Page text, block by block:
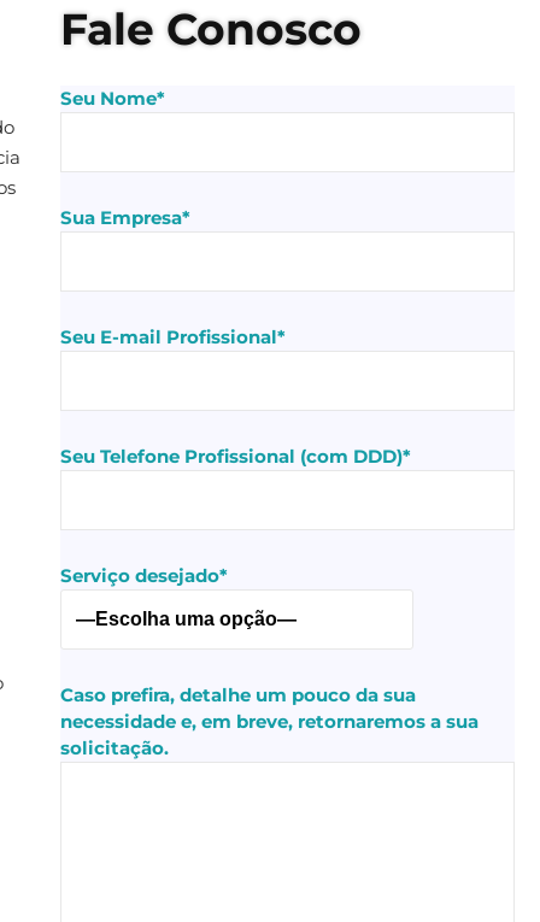
Fale Conosco
Seu Nome*
Sua Empresa*
Seu E-mail Profissional*
Seu Telefone Profissional (com DDD)*
Serviço desejado*
Caso prefira, detalhe um pouco da sua
necessidade e, em breve, retornaremos a sua
solicitação.